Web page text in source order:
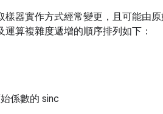
樣器實作方式經常變更，且可能由
運算複雜度遞增的順序排列如下：
係數的 sinc